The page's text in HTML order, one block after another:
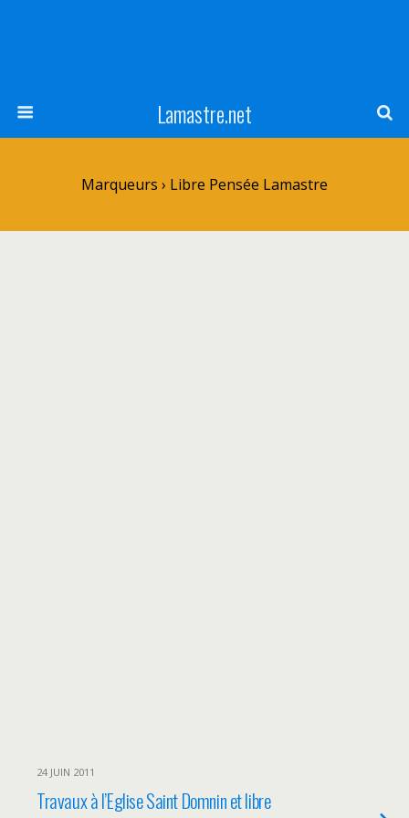
Lamastre.net
Marqueurs › Libre Pensée Lamastre
24 JUIN 2011
Travaux à l’Eglise Saint Domnin et libre